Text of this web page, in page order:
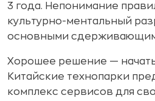
3 года. Непонимание
культурно-ментальный
основными
Хорошее решение — начать
Китайские технопарки
комплекс сервисов для